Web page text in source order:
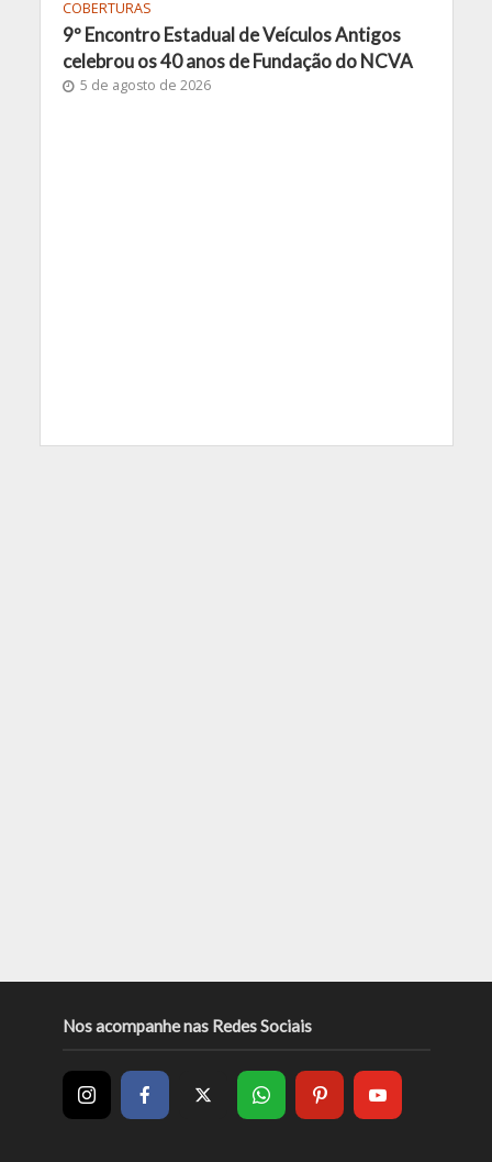
COBERTURAS
9º Encontro Estadual de Veículos Antigos
celebrou os 40 anos de Fundação do NCVA
5 de agosto de 2026
Nos acompanhe nas Redes Sociais